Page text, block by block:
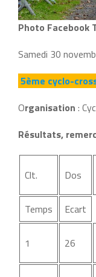
Photo Facebook
Samedi 30
5ème cyclo-
Organisation :
Résultats,
Clt. Dos
Temps Ecart
1 26